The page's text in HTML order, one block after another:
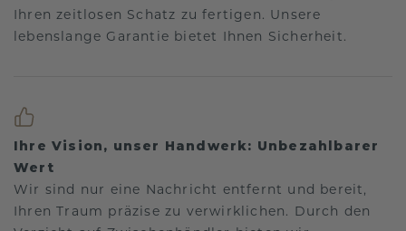
Ihren zeitlosen Schatz zu fertigen. Unsere
lebenslange Garantie bietet Ihnen Sicherheit.
Ihre Vision, unser Handwerk: Unbezahlbarer
Wert
Wir sind nur eine Nachricht entfernt und bereit,
Ihren Traum präzise zu verwirklichen. Durch den